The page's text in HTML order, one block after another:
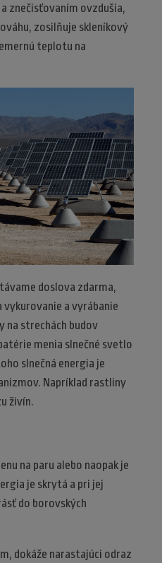
znečisťovaním ovzdušia,
zosilňuje skleníkový
teplotu na
doslova zdarma,
vykurovanie a vyrábanie
na strechách budov
menia slnečné svetlo
slnečná energia je
Napríklad rastliny
živín.
na paru alebo naopak je
je skrytá a pri jej
do borovských
dokáže narastajúci odraz